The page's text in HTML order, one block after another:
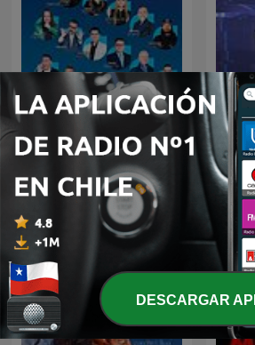
Humor Voz Populi BLU
DESCARGAR